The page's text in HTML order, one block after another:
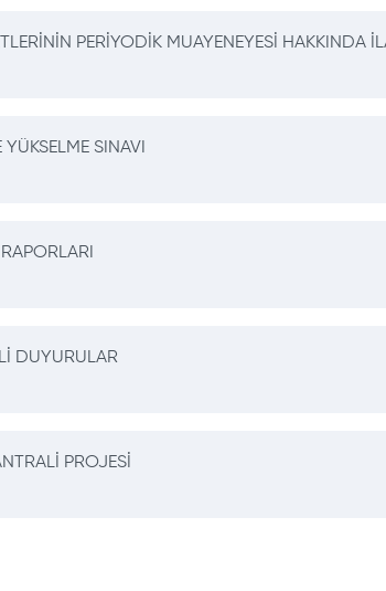
PERİYODİK MUAYENEYESİ HAKKINDA
SINAVI
DUYURULAR
PROJESİ